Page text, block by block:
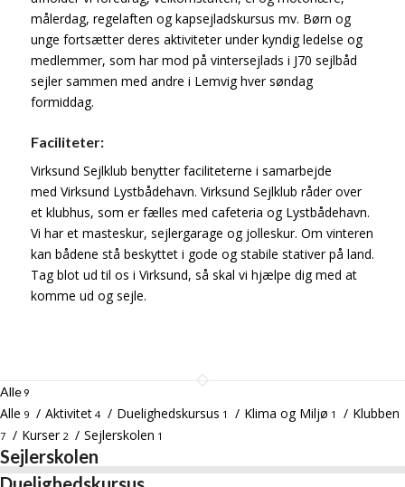
målerdag, regelaften og kapsejladskursus mv. Børn og
unge fortsætter deres aktiviteter under kyndig ledelse og
medlemmer, som har mod på vintersejlads i J70 sejlbåd
sejler sammen med andre i Lemvig hver søndag
formiddag.
Faciliteter:
Virksund Sejlklub benytter faciliteterne i samarbejde
med Virksund Lystbådehavn. Virksund Sejlklub råder over
et klubhus, som er fælles med cafeteria og Lystbådehavn.
Vi har et masteskur, sejlergarage og jolleskur. Om vinteren
kan bådene stå beskyttet i gode og stabile stativer på land.
Tag blot ud til os i Virksund, så skal vi hjælpe dig med at
komme ud og sejle.
Alle 9
Alle 9 / Aktivitet 4 / Duelighedskursus 1 / Klima og Miljø 1 / Klubben
7 / Kurser2 / Sejlerskolen 1
Sejlerskolen